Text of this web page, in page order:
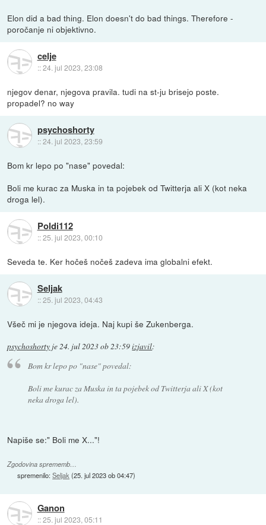
Elon did a bad thing. Elon doesn't do bad things. Therefore -
poročanje ni objektivno.
celje
::24. jul 2023, 23:08
njegov denar, njegova pravila. tudi na st-ju brisejo poste.
propadel? no way
psychoshorty
::24. jul 2023, 23:59
Bom kr lepo po "nase" povedal:
Boli me kurac za Muska in ta pojebek od Twitterja ali X (kot neka
droga lel).
Poldi112
::25. jul 2023, 00:10
Seveda te. Ker hočeš nočeš zadeva ima globalni efekt.
Seljak
::25. jul 2023, 04:43
Všeč mi je njegova ideja. Naj kupi še Zukenberga.
psychoshorty je24. jul 2023 ob 23:59izjavil:
Bom kr lepo po "nase" povedal:
Boli me kurac za Muska in ta pojebek od Twitterja ali X (kot
neka droga lel).
Napiše se:" Boli me X..."!
Zgodovina sprememb…
spremenilo:Seljak(25. jul 2023 ob 04:47)
Ganon
::25. jul 2023, 05:11